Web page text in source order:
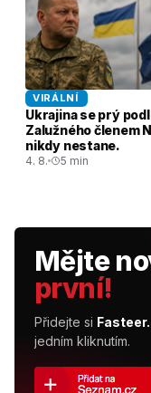
VIRÁLNÍ
Ukrajina se prý
Zalužného členem
nikdy nestane.
4. 8. 5 min
Mějte
první!
Přidejte si
jedním kliknutím.